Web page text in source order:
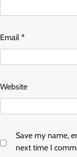
Email *
Website
Save my name,
next time I